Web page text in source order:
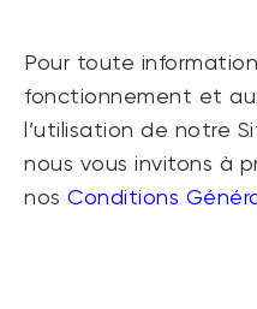
Pour toute
fonctionnement et
l’utilisation de notre
nous vous invitons à
nos Conditions